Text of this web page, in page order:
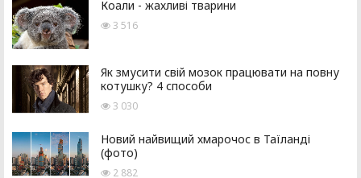
Коали - жахливі тварини
3 516
Як змусити свій мозок працювати на повну
котушку? 4 способи
3 030
Новий найвищий хмарочос в Таїланді
(фото)
2 882